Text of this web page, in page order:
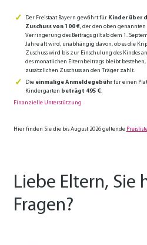
Der Freistaat Bayern gewährt für Kinder über
Zuschuss von 100 €, der den oben
Verringerung des Beitrags gilt ab dem 1.
Jahre alt wird, unabhängig davon, ob es die
Zuschuss wird bis zur Einschulung des Kindes
des monatlichen Elternbeitrags bleibt bestehen,
zusätzlichen Zuschuss an den Träger zahlt.
Die einmalige Anmeldegebührfür einen
Kindergarten beträgt 495 €.
Finanzielle Unterstützung
Hier finden Sie die bis August 2026 geltende
Liebe Eltern, Sie
Fragen?